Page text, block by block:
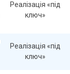
Реалізація «під
ключ»
Реалізація «під
ключ»